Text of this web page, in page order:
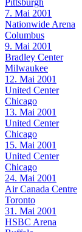
7. Mai 2001
Nationwide Arena
Columbus
9. Mai 2001
Bradley Center
Milwaukee
12. Mai 2001
United Center
Chicago
13. Mai 2001
United Center
Chicago
15. Mai 2001
United Center
Chicago
24. Mai 2001
Air Canada Centre
Toronto
31. Mai 2001
HSBC Arena